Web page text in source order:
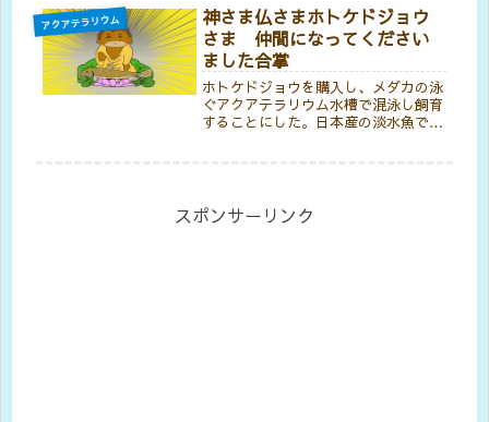
鮮な感じがしたんやわ。人が見たら何
処に川があるねん？溝にしか見えへん
っ...
アクアテラリウム
神さま仏さまホトケドジョウ
さま 仲間になってください
ました合掌
ホトケドジョウを購入し、メダカの泳
ぐアクアテラリウム水槽で混泳し飼育
することにした。日本産の淡水魚で生
もらいたい。でも飛び出しは怖い。
スポンサーリンク